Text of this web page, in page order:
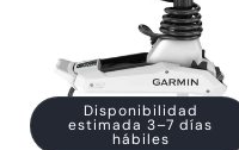
Disponibilidad
estimada 3–7 días
hábiles